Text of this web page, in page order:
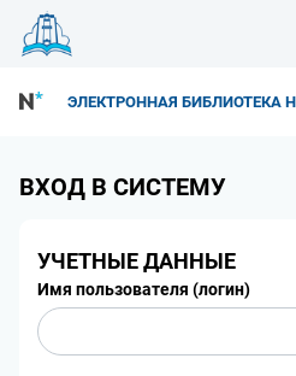
ЭЛЕКТРОННАЯ БИБЛИОТЕКА
ВХОД В СИСТЕМУ
УЧЕТНЫЕ ДАННЫЕ
Имя пользователя (логин)